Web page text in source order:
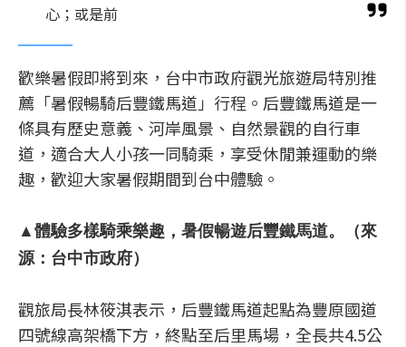
心；或是前
歡樂暑假即將到來，台中市政府觀光旅遊局特別推
薦「暑假暢騎后豐鐵馬道」行程。后豐鐵馬道是一
條具有歷史意義、河岸風景、自然景觀的自行車
道，適合大人小孩一同騎乘，享受休閒兼運動的樂
趣，歡迎大家暑假期間到台中體驗。
▲體驗多樣騎乘樂趣，暑假暢遊后豐鐵馬道。（來
源：台中市政府）
觀旅局長林筱淇表示，后豐鐵馬道起點為豐原國道
四號線高架橋下方，終點至后里馬場，全長共4.5公